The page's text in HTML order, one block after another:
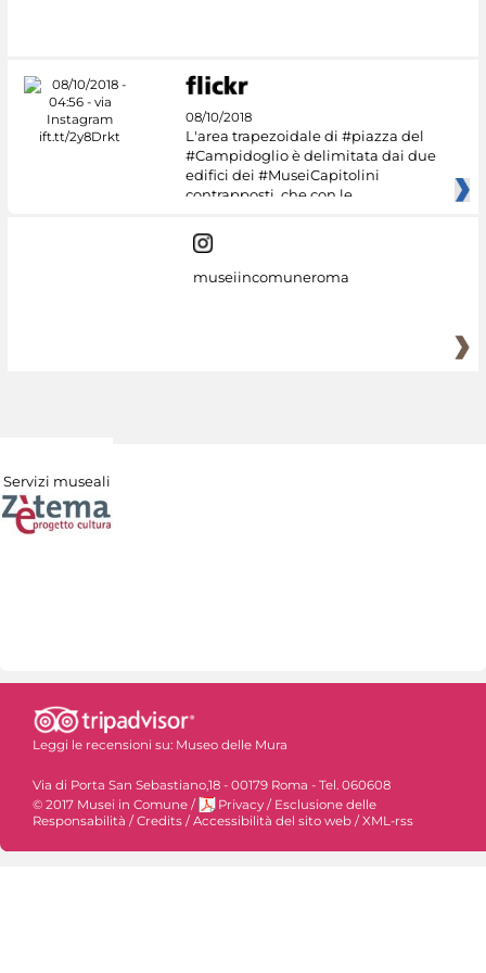
08/10/2018
L'area trapezoidale di #piazza del
#Campidoglio è delimitata dai due
edifici dei #MuseiCapitolini
contrapposti, che con le
museiincomuneroma
Servizi museali
Leggi le recensioni su: Museo delle Mura
Via di Porta San Sebastiano,18 - 00179 Roma - Tel. 060608
© 2017 Musei in Comune / Privacy / Esclusione delle
Responsabilità /Credits /Accessibilità del sito web /XML-rss